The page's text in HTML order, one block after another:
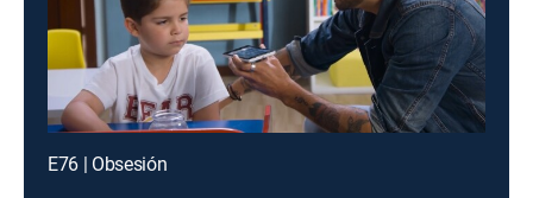
E76 | Obsesión